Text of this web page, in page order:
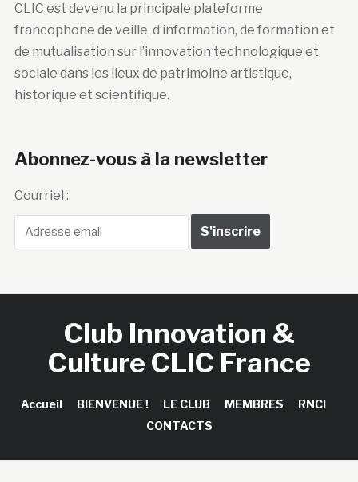
CLIC est devenu la principale plateforme
francophone de veille, d’information, de formation et
de mutualisation sur l’innovation technologique et
sociale dans les lieux de patrimoine artistique,
historique et scientifique.
Abonnez-vous à la newsletter
Courriel :
Club Innovation &
Culture CLIC France
Accueil BIENVENUE ! LE CLUB MEMBRES
RNCI
CONTACTS